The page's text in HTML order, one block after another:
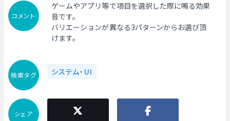
コメント
ゲームやアプリ等で項目を選択した際に鳴る効果
音です。
バリエーションが異なる3パターンからお選び頂
けます。
検索タグ システム・UI
シェア